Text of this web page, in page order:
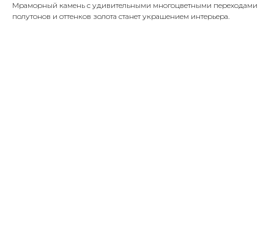
Мраморный камень с удивительными многоцветными переходами
полутонов и оттенков золота станет украшением интерьера.